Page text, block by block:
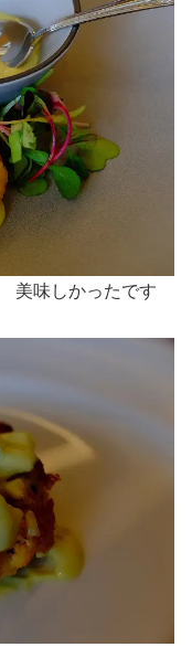
美味しかったです